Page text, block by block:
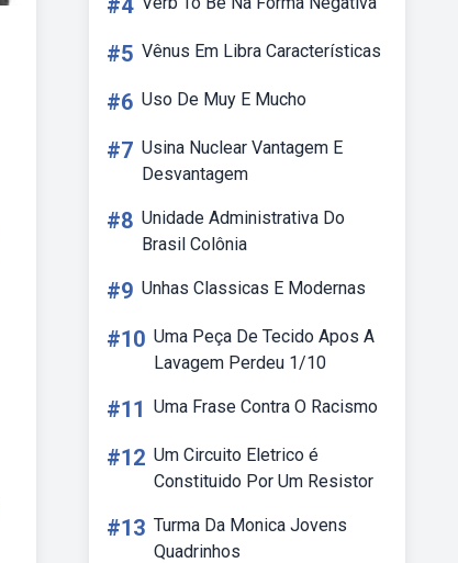
#4
#5 Vênus Em Libra Características
#6 Uso De Muy E Mucho
#7 Usina Nuclear Vantagem E
Desvantagem
#8 Unidade Administrativa Do
Brasil Colônia
#9 Unhas Classicas E Modernas
#10 Uma Peça De Tecido Apos A
Lavagem Perdeu 1/10
#11 Uma Frase Contra O Racismo
#12 Um Circuito Eletrico é
Constituido Por Um Resistor
#13 Turma Da Monica Jovens
Quadrinhos